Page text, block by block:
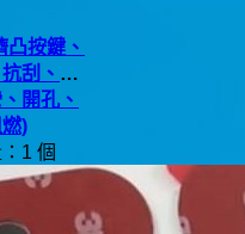
凸按鍵、
刮、耐
開孔、
)
1 個